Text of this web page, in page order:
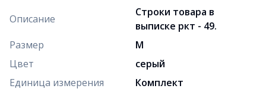
Описание
Строки товара в
выписке ркт - 49.
Размер
M
Цвет
серый
Единица измерения
Комплект